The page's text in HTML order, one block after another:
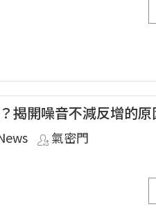
揭開噪音不減反增的原
氣密門